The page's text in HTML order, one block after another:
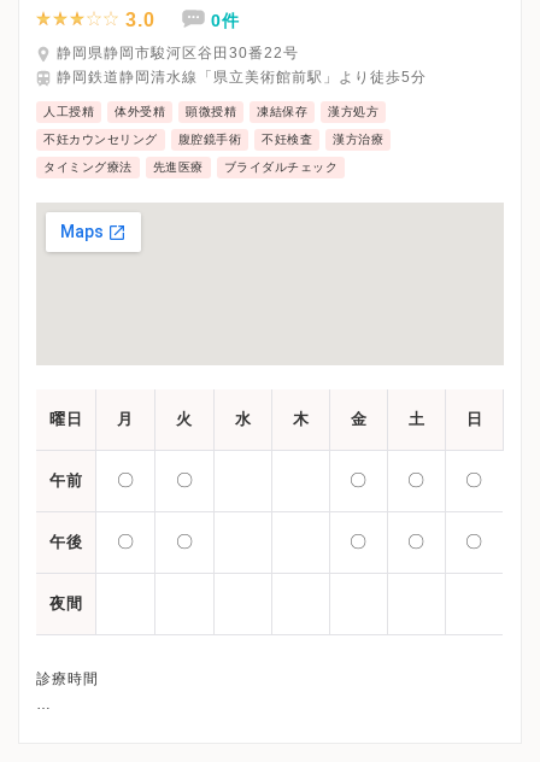
3.0 0件
静岡県静岡市駿河区谷田30番22号
静岡鉄道静岡清水線「県立美術館前駅」より徒歩5分
人工授精 体外受精 顕微授精 凍結保存 漢方処方
不妊カウンセリング 腹腔鏡手術 不妊検査 漢方治療
タイミング療法 先進医療 ブライダルチェック
曜日 月 火 水 木 金 土 日
午前 〇 〇 〇 〇 〇
午後 〇 〇 〇 〇 〇
夜間
診療時間